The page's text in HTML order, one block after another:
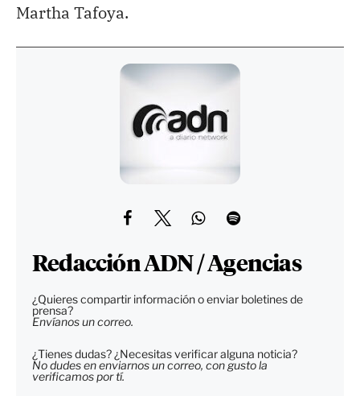
Martha Tafoya.
Redacción ADN / Agencias
¿Quieres compartir información o enviar boletines de
prensa?
Envíanos un correo.
¿Tienes dudas? ¿Necesitas verificar alguna noticia?
No dudes en enviarnos un correo, con gusto la
verificamos por tí.